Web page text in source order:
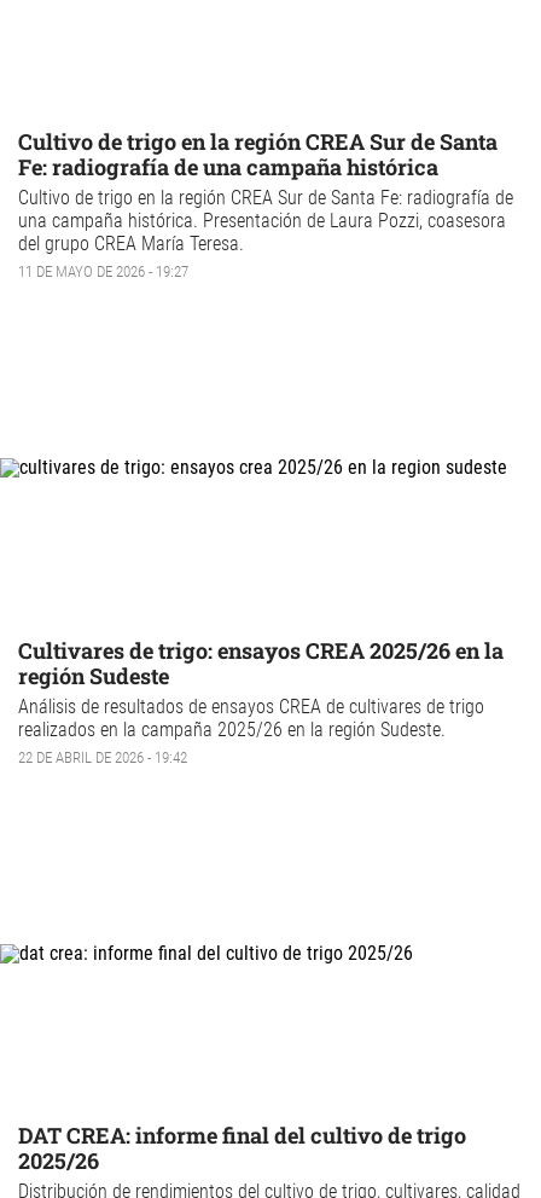
Cultivo de trigo en la región CREA Sur de Santa
Fe: radiografía de una campaña histórica
Cultivo de trigo en la región CREA Sur de Santa Fe: radiografía de
una campaña histórica. Presentación de Laura Pozzi, coasesora
del grupo CREA María Teresa.
11 DE MAYO DE 2026 - 19:27
Cultivares de trigo: ensayos CREA 2025/26 en la
región Sudeste
Análisis de resultados de ensayos CREA de cultivares de trigo
realizados en la campaña 2025/26 en la región Sudeste.
22 DE ABRIL DE 2026 - 19:42
DAT CREA: informe final del cultivo de trigo
2025/26
Distribución de rendimientos del cultivo de trigo, cultivares, calidad